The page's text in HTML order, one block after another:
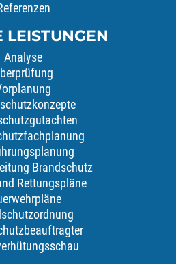
LEISTUNGEN
Analyse
Brandschutz
Rettungspläne